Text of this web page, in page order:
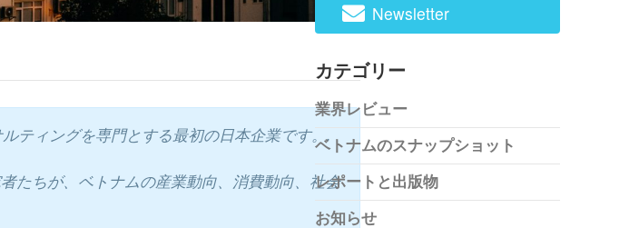
ティングを専門とする最初の日本企業です。.
たちが、ベトナムの産業動向、消費動向、社会
Newsletter
カテゴリー
業界レビュー
ベトナムのスナップショット
レポートと出版物
お知らせ